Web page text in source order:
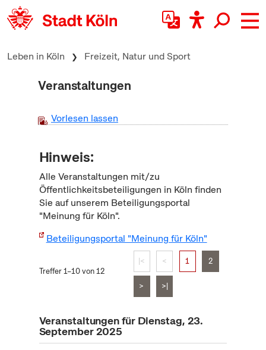
zum Inhalt springen
Leben in Köln Freizeit, Natur und Sport
Veranstaltungen
Vorlesen lassen
Hinweis:
Alle Veranstaltungen mit/zu
Öffentlichkeitsbeteiligungen in Köln finden
Sie auf unserem Beteiligungsportal
"Meinung für Köln".
Beteiligungsportal "Meinung für Köln"
Treffer 1–10 von 12
|< < 1 2
> >|
Veranstaltungen für Dienstag, 23.
September 2025